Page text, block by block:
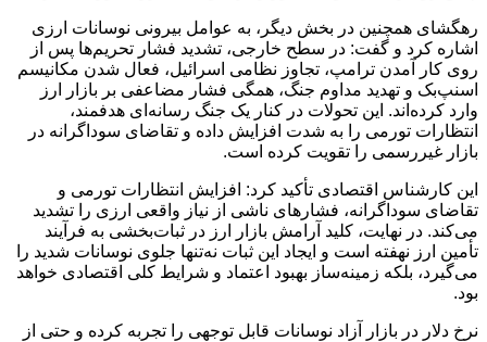
رهگشای همچنین در بخش دیگر، به عوامل بیرونی نوسانات ارزی
اشاره کرد و گفت: در سطح خارجی، تشدید فشار تحریم‌ها پس از
روی کار آمدن ترامپ، تجاوز نظامی اسرائیل، فعال شدن مکانیسم
اسنپ‌بک و تهدید مداوم جنگ، همگی فشار مضاعفی بر بازار ارز
وارد کرده‌اند. این تحولات در کنار یک جنگ رسانه‌ای هدفمند،
انتظارات تورمی را به شدت افزایش داده و تقاضای سوداگرانه در
بازار غیررسمی را تقویت کرده است.
این کارشناس اقتصادی تأکید کرد: افزایش انتظارات تورمی و
تقاضای سوداگرانه، فشارهای ناشی از نیاز واقعی ارزی را تشدید
می‌کند. در نهایت، کلید آرامش بازار ارز در ثبات‌بخشی به فرآیند
تأمین ارز نهفته است و ایجاد این ثبات نه‌تنها جلوی نوسانات شدید را
می‌گیرد، بلکه زمینه‌ساز بهبود اعتماد و شرایط کلی اقتصادی خواهد
بود.
نرخ دلار در بازار آزاد نوسانات قابل توجهی را تجربه کرده و حتی از